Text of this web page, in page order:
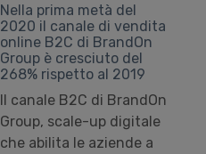
Nella prima metà del
2020 il canale di vendita
online B2C di BrandOn
Group è cresciuto del
268% rispetto al 2019
Il canale B2C di BrandOn
Group, scale-up digitale
che abilita le aziende a